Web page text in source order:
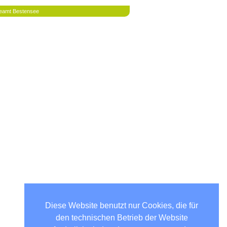
Diese Website benutzt nur Cookies, die für
den technischen Betrieb der Website
Bestensee